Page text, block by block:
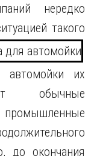
нередко
такого
автомойки их
обычные
промышленные
до окончания